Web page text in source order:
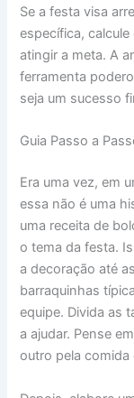
Se a festa visa
específica,
atingir a meta. A
ferramenta
seja um sucesso
Guia Passo a
Era uma vez, em
essa não é uma
uma receita de
o tema da festa.
a decoração até
barraquinhas
equipe. Divida as
a ajudar. Pense
outro pela comida